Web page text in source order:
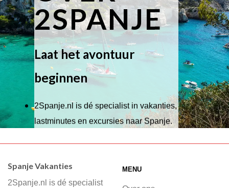
2SPANJE
Laat het avontuur
beginnen
2Spanje.nl is dé specialist in vakanties,
lastminutes en excursies naar Spanje.
Wij hebben een breed scala aan
of je nu wilt relaxen op het strand,
Spanje Vakanties
2Spanje.nl is dé specialist
MENU